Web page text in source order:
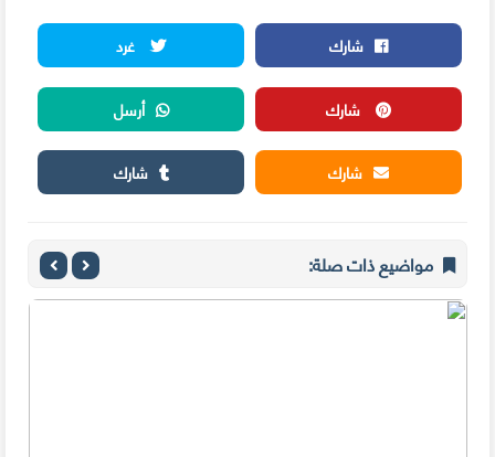
شارك
غرد
شارك
أرسل
شارك
شارك
مواضيع ذات صلة: